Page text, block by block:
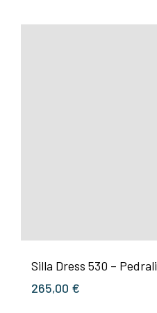
Silla Dress 530 – Pedrali
265,00 €